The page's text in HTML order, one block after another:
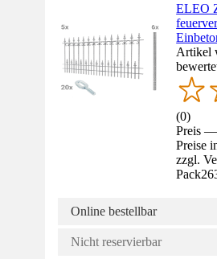
ELEO
Artikel
(0)
Preis
Preise
zzgl.
Pack
Online bestellbar
Nicht reservierbar